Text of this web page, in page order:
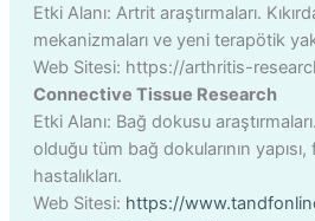
Etki Alanı: Artrit araştırmaları.
mekanizmaları ve yeni terapötik
Web Sitesi: https://arthritis-
Connective Tissue Research
Etki Alanı: Bağ dokusu
olduğu tüm bağ dokularının
hastalıkları.
Web Sitesi: https://